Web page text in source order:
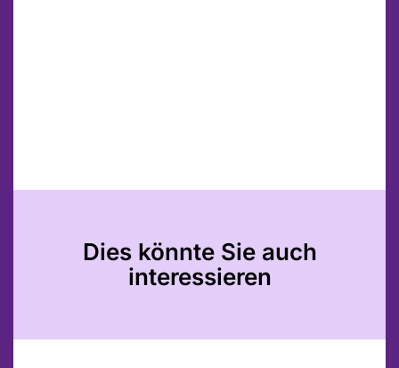
Dies könnte Sie auch
interessieren